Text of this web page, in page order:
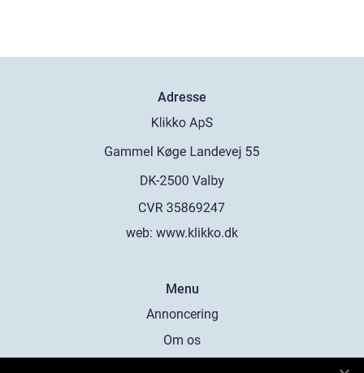
Adresse
web: www.klikko.dk
Menu
Annoncering
Om os